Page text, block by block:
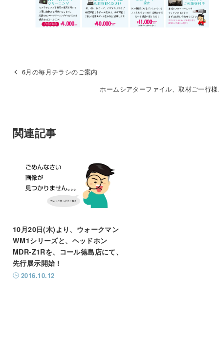
6月の毎月チラシのご案内
ホームシアターファイル、取材ご一行
関連記事
10月20日(木)より、ウォークマン
WM1シリーズと、ヘッドホン
MDR-Z1Rを、コール徳島店にて、
先行展示開始！
2016.10.12